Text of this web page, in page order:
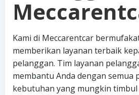
Kami di Meccarentcar
memberikan layanan terbaik
pelanggan. Tim layanan
membantu Anda dengan semua
kebutuhan yang mungkin timbul